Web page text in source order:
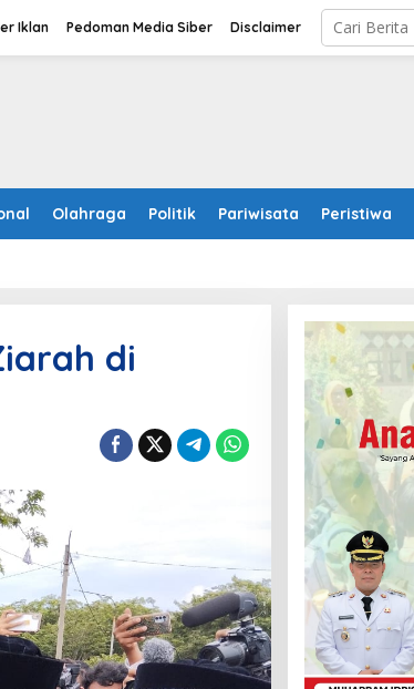
Iklan Pedoman Media Siber Disclaimer
Olahraga Politik Pariwisata Peristiwa
di